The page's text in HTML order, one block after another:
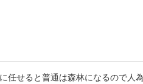
任せると普通は森林になるので人